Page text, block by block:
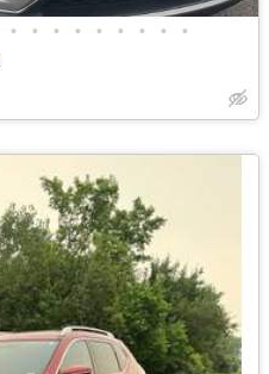
• • • • • • • • •